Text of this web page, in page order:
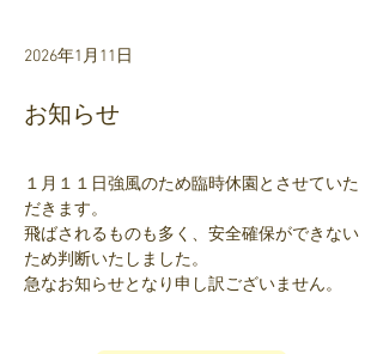
2026年1月11日
お知らせ
１月１１日強風のため臨時休園とさせていた
だきます。
飛ばされるものも多く、安全確保ができない
ため判断いたしました。
急なお知らせとなり申し訳ございません。